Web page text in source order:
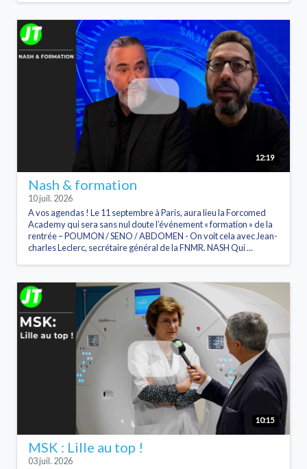
12:19
Nash & formation
10 juil. 2026
A vos agendas ! Le 11 septembre à Paris, aura lieu la Forcomed
Academy qui sera sans nul doute l’événement « formation » de la
rentrée – POUMON / SENO / ABDOMEN - On voit cela avec Jean-
charles Leclerc, secrétaire général de la FNMR. NASH Qui ...
10:15
MSK : Lille au top !
03 juil. 2026